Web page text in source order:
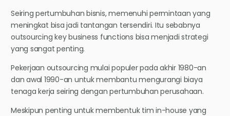
Seiring pertumbuhan bisnis, memenuhi permintaan yang
meningkat bisa jadi tantangan tersendiri. Itu sebabnya
outsourcing key business functions bisa menjadi strategi
yang sangat penting.
Pekerjaan outsourcing mulai populer pada akhir 1980-an
dan awal 1990-an untuk membantu mengurangi biaya
tenaga kerja seiring dengan pertumbuhan perusahaan.
Meskipun penting untuk membentuk tim in-house yang